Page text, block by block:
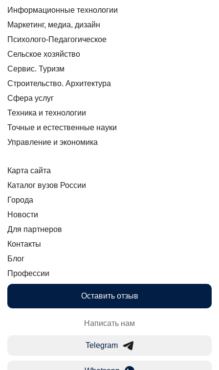
Информационные технологии
Маркетинг, медиа, дизайн
Психолого-Педагогическое
Сельское хозяйство
Сервис. Туризм
Строительство. Архитектура
Сфера услуг
Техника и технологии
Точные и естественные науки
Управление и экономика
Карта сайта
Каталог вузов России
Города
Новости
Для партнеров
Контакты
Блог
Профессии
Оставить отзыв
Написать нам
Telegram